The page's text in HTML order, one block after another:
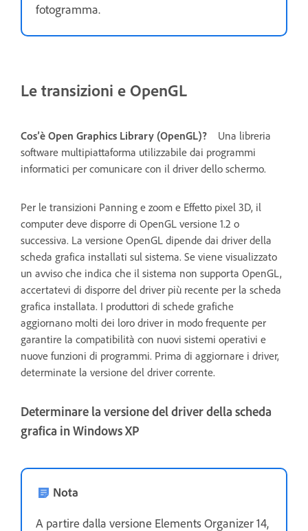
fotogramma.
Le transizioni e OpenGL
Cos’è Open Graphics Library (OpenGL)?
Una libreria
software multipiattaforma utilizzabile dai programmi
informatici per comunicare con il driver dello schermo.
Per le transizioni Panning e zoom e Effetto pixel 3D, il
computer deve disporre di OpenGL versione 1.2 o
successiva. La versione OpenGL dipende dai driver della
scheda grafica installati sul sistema. Se viene visualizzato
un avviso che indica che il sistema non supporta OpenGL,
accertatevi di disporre del driver più recente per la scheda
grafica installata. I produttori di schede grafiche
aggiornano molti dei loro driver in modo frequente per
garantire la compatibilità con nuovi sistemi operativi e
nuove funzioni di programmi. Prima di aggiornare i driver,
determinate la versione del driver corrente.
Determinare la versione del driver della scheda
grafica in Windows XP
Nota
A partire dalla versione Elements Organizer 14,